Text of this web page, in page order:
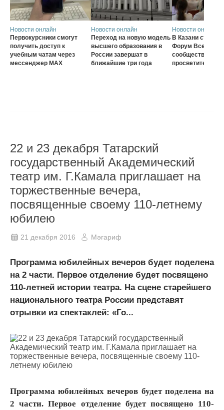
Новости онлайн
Первокурсники смогут
получить доступ к
учебным чатам через
мессенджер MAX
Новости онлайн
Переход на новую модель
высшего образования в
России завершат в
ближайшие три года
Новости онлайн
В Казани
Форум
сообщества
просветителей
22 и 23 декабря Татарский
государственный Академический
театр им. Г.Камала приглашает на
торжественные вечера,
посвященные своему 110-летнему
юбилею
21 декабря 2016 Мәгариф
Программа юбилейных вечеров будет поделена
на 2 части. Первое отделение будет посвящено
110-летней истории театра. На сцене старейшего
национального театра России представят
отрывки из спектаклей: «Го...
Программа юбилейных вечеров будет поделена на
2 части. Первое отделение будет посвящено 110-